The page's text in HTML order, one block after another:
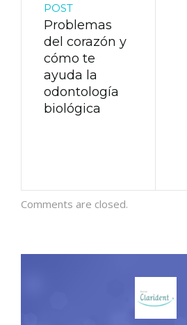
POST
Problemas
del corazón y
cómo te
ayuda la
odontología
biológica
Comments are closed.